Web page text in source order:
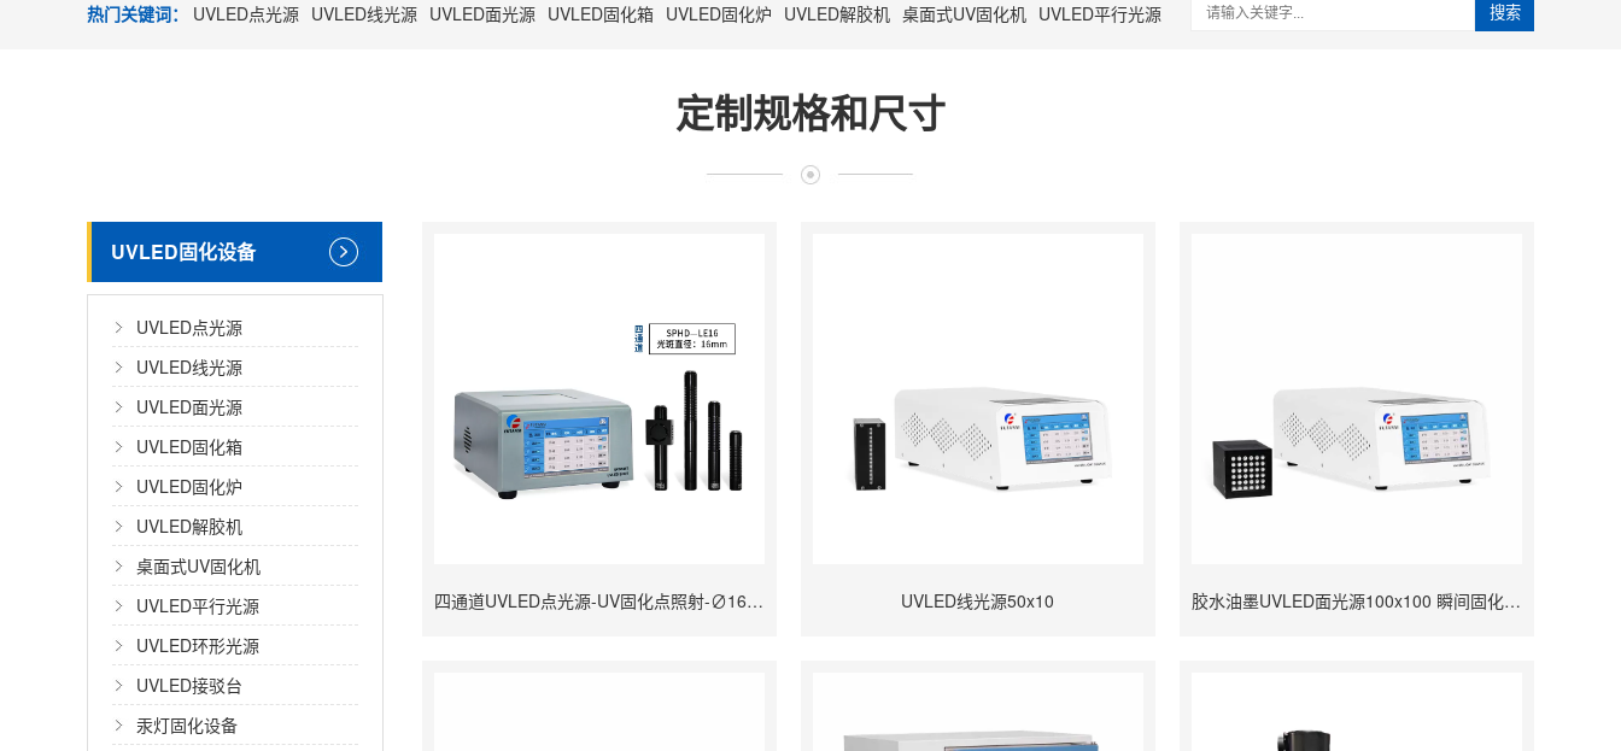
热门关键词： UVLED点光源 UVLED线光源 UVLED面光源 UVLED固化箱 UVLED固化炉 UVLED解胶机 桌面式UV固化机 UVLED平行光源 搜索
定制规格和尺寸
UVLED固化设备
UVLED点光源
UVLED线光源
UVLED面光源
UVLED固化箱
UVLED固化炉
UVLED解胶机
桌面式UV固化机
UVLED平行光源
UVLED环形光源
UVLED接驳台
汞灯固化设备
四通道UVLED点光源-UV固化点照射-∅16mm UVLED线光源50x10 胶水油墨UVLED面光源100x100 瞬间固化面光源UV固化机